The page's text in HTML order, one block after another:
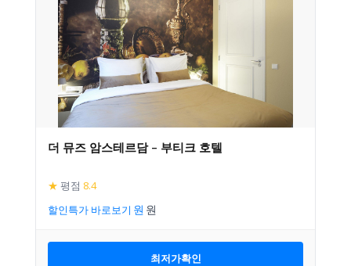
더 뮤즈 암스테르담 – 부티크 호텔
★ 평점 8.4
할인특가 바로보기
최저가확인